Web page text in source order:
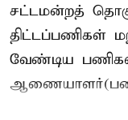
சட்டமன்றத்
திட்டப்பணிகள்
வேண்டிய